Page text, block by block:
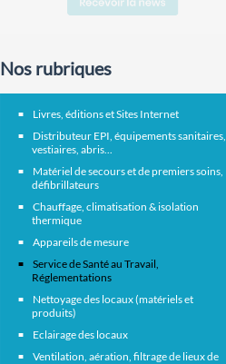
Nos rubriques
Livres, éditions et Sites Internet
Distributeur EPI, équipements sanitaires,
vestiaires, abris...
Matériel de secours et de premiers soins,
défibrillateurs
Chauffage, climatisation & isolation
thermique
Appareils de mesure
Service de Santé au Travail,
Réglementations
Nettoyage des locaux (matériels et
produits)
Eclairage des locaux
Ventilation, aération, filtrage de lieux de